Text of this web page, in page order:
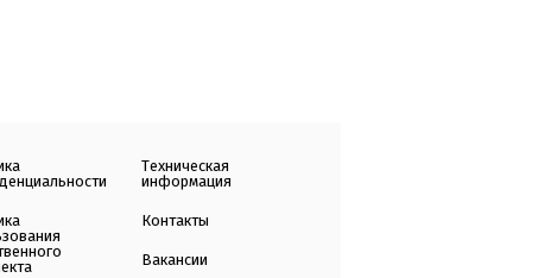
Техническая
информация
Контакты
Вакансии